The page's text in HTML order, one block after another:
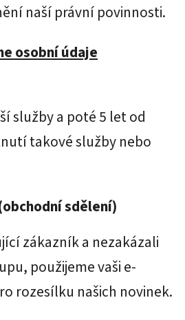
naší právní povinnosti.
osobní údaje
služby a poté 5 let od
takové služby nebo
sdělení)
zákazník a nezakázali
použijeme vaši e-
rozesílku našich novinek.